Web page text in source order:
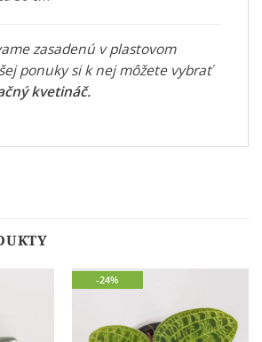
zasadenú v plastovom
ponuky si k nej môžete vybrať
kvetináč.
-24%